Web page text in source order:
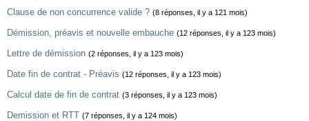
Clause de non concurrence valide ? (8 réponses, il y a 121 mois)
Démission, préavis et nouvelle embauche (12 réponses, il y a 123 mois)
Lettre de démission (2 réponses, il y a 123 mois)
Date fin de contrat - Préavis (12 réponses, il y a 123 mois)
Calcul date de fin de contrat (3 réponses, il y a 123 mois)
Demission et RTT (7 réponses, il y a 124 mois)